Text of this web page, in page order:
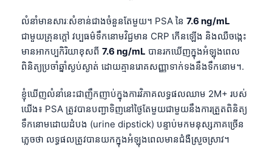
លំនាំមានសារៈសំខាន់ជាងចំនួនតែមួយ។ PSA នៃ 7.6 ng/mL
ជាមួយគ្រុនក្តៅ វប្បធម៌ទឹកនោមវិជ្ជមាន CRP កើនឡើង និងឈឺចង្កេះ
មានអាកប្បកិរិយាខុសពី 7.6 ng/mL បានរកឃើញក្នុងអំឡុងពេល
ពិនិត្យប្រចាំឆ្នាំស្ងប់ស្ងាត់ ដោយគ្មានរោគសញ្ញាទាក់ទងនឹងទឹកនោម។.
ខ្ញុំឃើញលំនាំនេះជាញឹកញាប់ក្នុងការវិភាគលទ្ធផលឈាម 2M+ របស់
យើង៖ PSA ត្រូវបានបញ្ជាទិញនៅថ្ងៃតែមួយជាមួយនឹងការត្រួតពិនិត្យ
ទឹកនោមដោយដំបង (urine dipstick) បន្ទាប់មកមនុស្សភាគច្រើន
ភ្លេចថា លទ្ធផលត្រូវបានយកក្នុងអំឡុងពេលមានជំងឺស្រួចស្រាវ។